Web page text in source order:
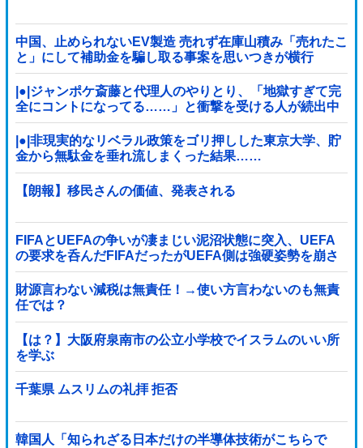
中国、止められないEV製造 売れず在庫山積み「売れたこ
と」にして補助金を騙し取る事案を思いつきが横行
|●|ジャンポケ斎藤と代理人のやりとり、「地獄すぎて完
全にコントになってる……」と衝撃を受ける人が続出中
|●|非現実的なリベラル政策をゴリ押しした東京大学、貯
金から無駄金を垂れ流しまくった結果……
【朗報】移民さんの価値、発表される
FIFAとUEFAの争いが凄まじい泥沼状態に突入、UEFA
の要求を呑んだFIFAだったがUEFA側は強硬姿勢を崩さ
ず……
財源言わない減税は無責任！→使い方言わないのも無責
任では？
【は？】大阪府泉南市の公立小学校でイスラムのいい所
を学ぶ
千葉県 ムスリムの礼拝 拒否
韓国人「知られざる日本だけの半導体技術がこちらで